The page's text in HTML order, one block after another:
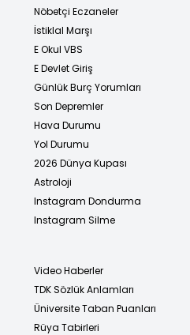
Nöbetçi Eczaneler
İstiklal Marşı
E Okul VBS
E Devlet Giriş
Günlük Burç Yorumları
Son Depremler
Hava Durumu
Yol Durumu
2026 Dünya Kupası
Astroloji
Instagram Dondurma
Instagram Silme
Video Haberler
TDK Sözlük Anlamları
Üniversite Taban Puanları
Rüya Tabirleri